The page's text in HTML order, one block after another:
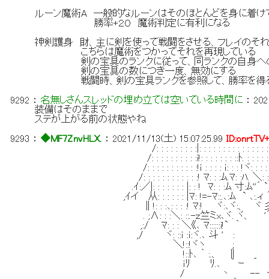
ルーン魔術A 一般的なルーンはそのほとんどを身に着け
勝率+２０ 魔術判定に有利になる
神剣護身 財、主に剣を使って戦闘をさせる、フレイのそ
こちらは魔術をつかってそれを再現している
剣の宝具のランクに従って、同ランクの自身への
剣の宝具の数につき一度、無効にする
戦闘時、剣の宝具ランクを参照して、勝率を得る（
9292 ：名無しさんスレッドの埋め立ては空いている時間に ：
装備はそのままで
ステが上がる前の状態やね
9293 ：◆MF7ZnvHLX. ：2021/11/13(土) 15:07:25.99
/: : : : : : : : :|: : : : : : : : : : : : : : : : : : : : : : :
/: : : : : : : : : :i!: : : : : : : ::ﾄ. : : : : : : : : : : : :
/: : : : : : : : : : :!ｉ : : : : ｉ: : : !ヾ: : : : ::､: : : :
/: : : : : : : : : : : :! ﾏ: : :ﾑ.ﾏ: :ﾊ. ＼: : : ヾ. : :
.ｲ:／|: : : : : : : |: : ! ﾏ: : :ﾑ 寸:ﾑ''´ ` ＜:ヾ. :
,ｲイ 从: : : : : : |ﾏ: !=-ﾏ::.､:ﾑ ` ､:.ィ ´＿_｀ ｰ
∥!: : :､: : : :! ﾏ:! ヾ:､ヾ:、 ヾ 彡三三三
. ;∧: : :＼: ::.-ｚ竺ミx､ヾ. ヾ、 '´ ﾏ::::::::
,:/ ﾏ: : : ＼《､ ﾏ::::::i!` ｀ ー ¨ .
,/ ヾ: ::ｉ :ｉ:ヾ.､ 斗 ' :
＼!::!ヾヽ ; ;:'|:
!::ﾄ､ ｀ :.、 ∥ _ :
ｉﾘ ﾘ.､ ｀ ｰ / ﾘ
/ 丶 -- ー . ' / __